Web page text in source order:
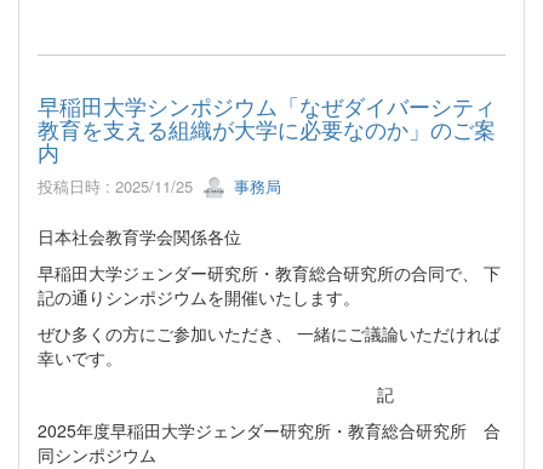
早稲田大学シンポジウム「なぜダイバーシティ
教育を支える組織が大学に必要なのか」のご案
内
投稿日時 : 2025/11/25 事務局
日本社会教育学会関係各位
早稲田大学ジェンダー研究所・教育総合研究所の合同で、 下
記の通りシンポジウムを開催いたします。
ぜひ多くの方にご参加いただき、 一緒にご議論いただければ
幸いです。
記
2025年度早稲田大学ジェンダー研究所・教育総合研究所 合
同シンポジウム